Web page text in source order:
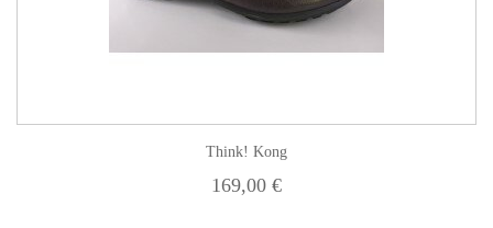
Think! Kong
169,00 €